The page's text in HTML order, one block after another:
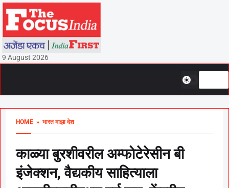
9 August 2026
HOME » भारत माझा देश
काळ्या बुरशीवरील अम्फोटेरेसीन बी
इंजेक्शन, वैद्यकीय साहित्याला